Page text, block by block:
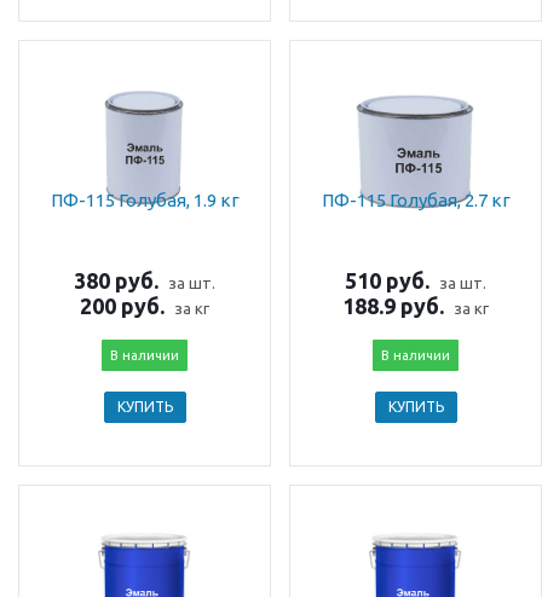
ПФ-115 Голубая, 1.9 кг
380 руб. за шт.
200 руб. за кг
В наличии
КУПИТЬ
ПФ-115 Голубая, 2.7 кг
510 руб. за шт.
188.9 руб. за кг
В наличии
КУПИТЬ